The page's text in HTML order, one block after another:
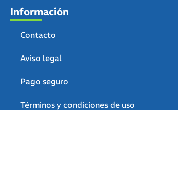
Información
Contacto
Aviso legal
Pago seguro
Términos y condiciones de uso